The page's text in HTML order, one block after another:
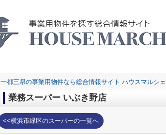
一都三県の事業用物件なら総合情報サイト ハウスマルシェ
業務スーパー いぶき野店
<<横浜市緑区のスーパーの一覧へ